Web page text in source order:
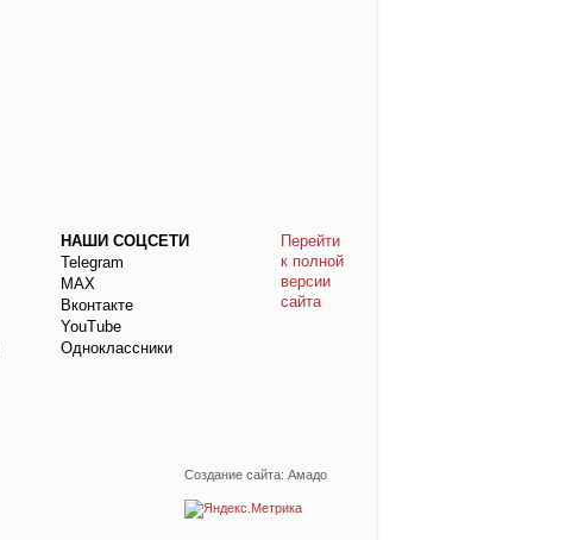
НАШИ СОЦСЕТИ
Telegram
МАХ
Вконтакте
YouTube
Одноклассники
Перейти
к полной
версии
сайта
Создание сайта: Амадо